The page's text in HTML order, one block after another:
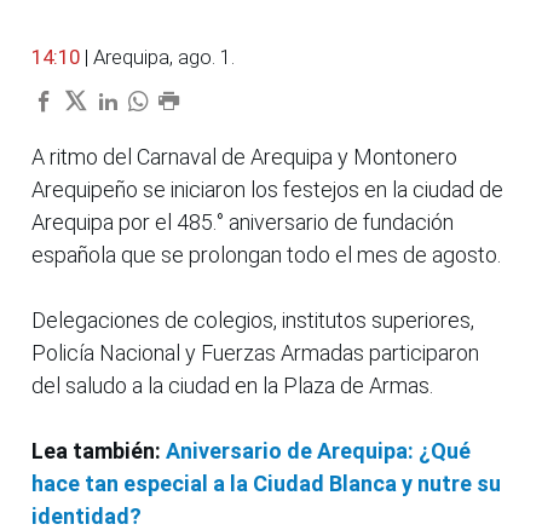
14:10 | Arequipa, ago. 1.
A ritmo del Carnaval de Arequipa y Montonero
Arequipeño se iniciaron los festejos en la ciudad de
Arequipa por el 485.° aniversario de fundación
española que se prolongan todo el mes de agosto.
Delegaciones de colegios, institutos superiores,
Policía Nacional y Fuerzas Armadas participaron
del saludo a la ciudad en la Plaza de Armas.
Lea también: Aniversario de Arequipa: ¿Qué
hace tan especial a la Ciudad Blanca y nutre su
identidad?